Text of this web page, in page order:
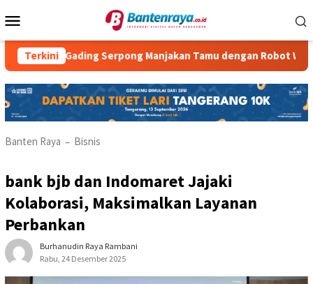
ke
Mobile
Terkini
Serpong Manjakan Tamu dengan Robot Waiter RM
Banten Raya – Bisnis
bank bjb dan Indomaret Jajaki
Kolaborasi, Maksimalkan Layanan
Perbankan
Burhanudin Raya Rambani
Rabu, 24 Desember 2025